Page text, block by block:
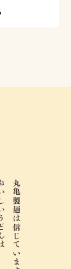
丸亀製麺は信じています。
んは